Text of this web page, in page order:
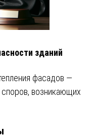
зданий
фасадов —
возникающих